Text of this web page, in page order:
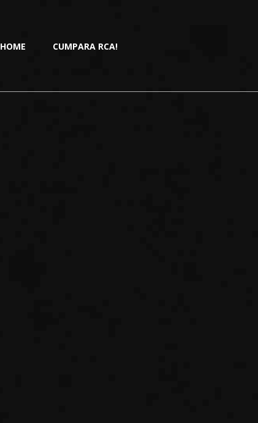
HOME CUMPARA RCA!